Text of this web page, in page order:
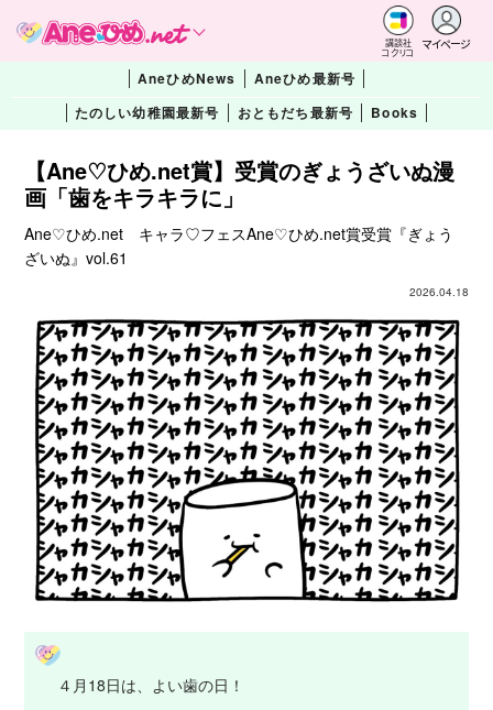
講談社
コクリコ
マイページ
AneひめNews
Aneひめ最新号
たのしい幼稚園最新号
おともだち最新号 Books
【Ane♡ひめ.net賞】受賞のぎょうざいぬ漫
画「歯をキラキラに」
Ane♡ひめ.net キャラ♡フェスAne♡ひめ.net賞受賞『ぎょう
ざいぬ』vol.61
2026.04.18
４月18日は、よい歯の日！